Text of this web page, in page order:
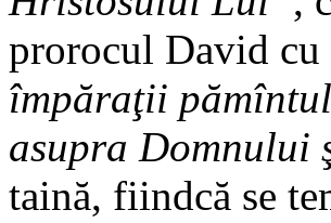
prorocul David
împăraţii
asupra Domnului
taină, fiindcă se